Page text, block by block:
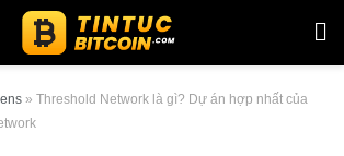
» Threshold Network là gì? Dự án hợp nhất của